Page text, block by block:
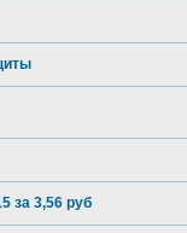
за 3,56 руб